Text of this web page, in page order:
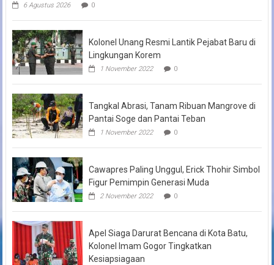
6 Agustus 2026 0
Kolonel Unang Resmi Lantik Pejabat Baru di
Lingkungan Korem
1 November 2022 0
Tangkal Abrasi, Tanam Ribuan Mangrove di
Pantai Soge dan Pantai Teban
1 November 2022 0
Cawapres Paling Unggul, Erick Thohir Simbol
Figur Pemimpin Generasi Muda
2 November 2022 0
Apel Siaga Darurat Bencana di Kota Batu,
Kolonel Imam Gogor Tingkatkan
Kesiapsiagaan